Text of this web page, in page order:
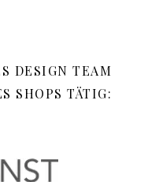
DESIGN TEAM
SHOPS TÄTIG: